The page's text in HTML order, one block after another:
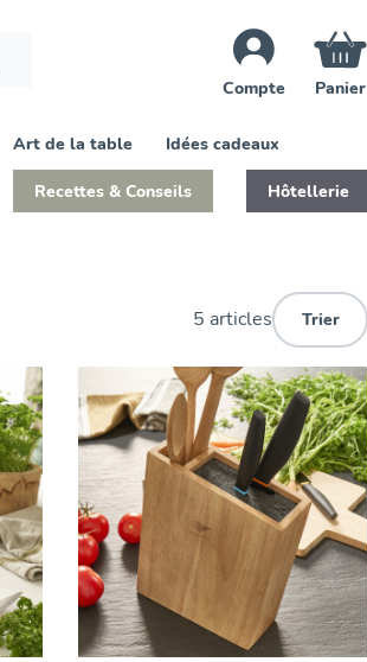
Compte Panier
Art de la table
Idées cadeaux
Recettes & Conseils Hôtellerie
5 articles Trier